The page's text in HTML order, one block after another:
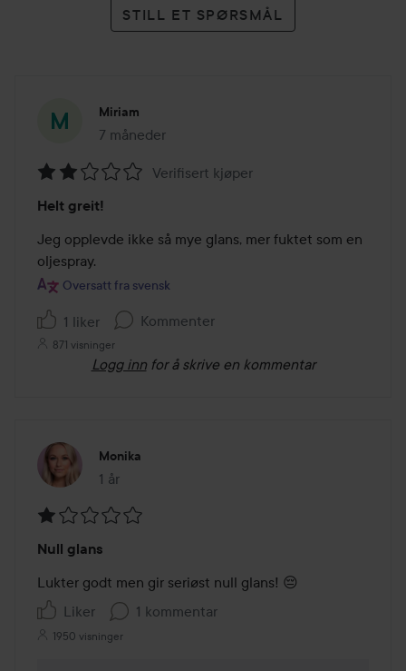
STILL ET SPØRSMÅL
Miriam
7 måneder
Innlegget ble opprettet 7 måneder
2
av
5
Verifisert kjøper
Helt greit!
Jeg opplevde ikke så mye glans, mer fuktet som en
oljespray.
Oversatt fra svensk
1 liker Kommenter
871 visninger
Logg inn for å skrive en kommentar
Monika
1 år
Innlegget ble opprettet 1 år
1
av
5
Null glans
Lukter godt men gir seriøst null glans! 😔
Liker
1 kommentar
1950 visninger